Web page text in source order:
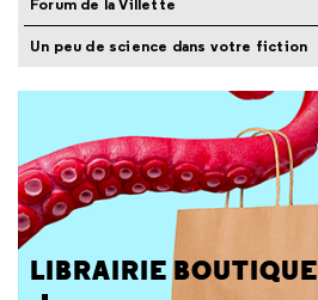
Forum de la Villette
Un peu de science dans votre fiction
LIBRAIRIE BOUTIQUE